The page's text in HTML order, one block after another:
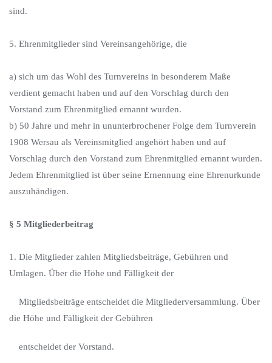
sind.
5. Ehrenmitglieder sind Vereinsangehörige, die
a) sich um das Wohl des Turnvereins in besonderem Maße
verdient gemacht haben und auf den Vorschlag durch den
Vorstand zum Ehrenmitglied ernannt wurden.
b) 50 Jahre und mehr in ununterbrochener Folge dem Turnverein
1908 Wersau als Vereinsmitglied angehört haben und auf
Vorschlag durch den Vorstand zum Ehrenmitglied ernannt wurden.
Jedem Ehrenmitglied ist über seine Ernennung eine Ehrenurkunde
auszuhändigen.
§ 5 Mitgliederbeitrag
1. Die Mitglieder zahlen Mitgliedsbeiträge, Gebühren und
Umlagen. Über die Höhe und Fälligkeit der
Mitgliedsbeiträge entscheidet die Mitgliederversammlung. Über
die Höhe und Fälligkeit der Gebühren
entscheidet der Vorstand.